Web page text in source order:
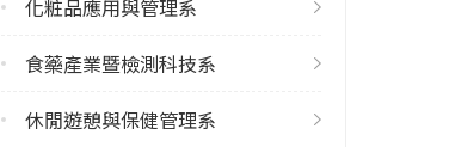
學系電話
臺南市仁德區保安里二仁路一段
化粧品應用與管理系
食藥產業暨檢測科技系
休閒遊憩與保健管理系